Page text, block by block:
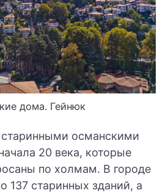
дома. Гейнюк
старинными османскими
20 века, которые
по холмам. В городе
137 старинных зданий, а